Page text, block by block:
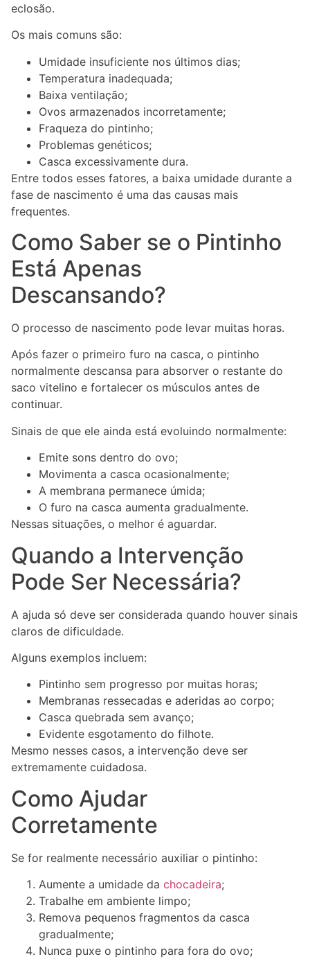
eclosão.
Os mais comuns são:
Umidade insuficiente nos últimos dias;
Temperatura inadequada;
Baixa ventilação;
Ovos armazenados incorretamente;
Fraqueza do pintinho;
Problemas genéticos;
Casca excessivamente dura.
Entre todos esses fatores, a baixa umidade durante a
fase de nascimento é uma das causas mais
frequentes.
Como Saber se o Pintinho
Está Apenas
Descansando?
O processo de nascimento pode levar muitas horas.
Após fazer o primeiro furo na casca, o pintinho
normalmente descansa para absorver o restante do
saco vitelino e fortalecer os músculos antes de
continuar.
Sinais de que ele ainda está evoluindo normalmente:
Emite sons dentro do ovo;
Movimenta a casca ocasionalmente;
A membrana permanece úmida;
O furo na casca aumenta gradualmente.
Nessas situações, o melhor é aguardar.
Quando a Intervenção
Pode Ser Necessária?
A ajuda só deve ser considerada quando houver sinais
claros de dificuldade.
Alguns exemplos incluem:
Pintinho sem progresso por muitas horas;
Membranas ressecadas e aderidas ao corpo;
Casca quebrada sem avanço;
Evidente esgotamento do filhote.
Mesmo nesses casos, a intervenção deve ser
extremamente cuidadosa.
Como Ajudar
Corretamente
Se for realmente necessário auxiliar o pintinho:
Aumente a umidade da chocadeira;
Trabalhe em ambiente limpo;
Remova pequenos fragmentos da casca
gradualmente;
Nunca puxe o pintinho para fora do ovo;